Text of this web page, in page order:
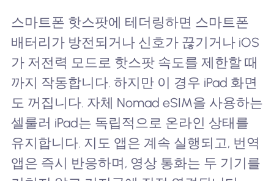
스마트폰 핫스팟에 테더링하면 스마트폰
배터리가 방전되거나 신호가 끊기거나 iOS
가 저전력 모드로 핫스팟 속도를 제한할 때
까지 작동합니다. 하지만 이 경우 iPad 화면
도 꺼집니다. 자체 Nomad eSIM을 사용하는
셀룰러 iPad는 독립적으로 온라인 상태를
유지합니다. 지도 앱은 계속 실행되고, 번역
앱은 즉시 반응하며, 영상 통화는 두 기기를